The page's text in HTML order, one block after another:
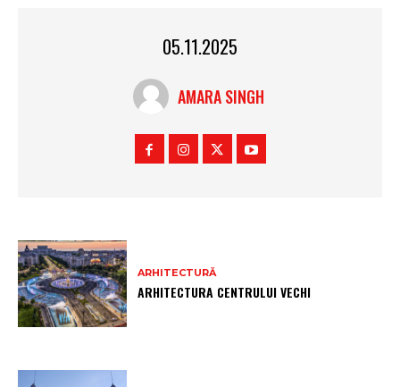
05.11.2025
AMARA SINGH
ARHITECTURĂ
ARHITECTURA CENTRULUI VECHI